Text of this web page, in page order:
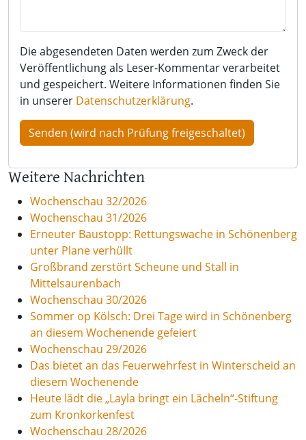
Die abgesendeten Daten werden zum Zweck der
Veröffentlichung als Leser-Kommentar verarbeitet
und gespeichert. Weitere Informationen finden Sie
in unserer Datenschutzerklärung.
Weitere Nachrichten
Wochenschau 32/2026
Wochenschau 31/2026
Erneuter Baustopp: Rettungswache in Schönenberg
unter Plane verhüllt
Großbrand zerstört Scheune und Stall in
Mittelsaurenbach
Wochenschau 30/2026
Sommer op Kölsch: Drei Tage wird in Schönenberg
an diesem Wochenende gefeiert
Wochenschau 29/2026
Das bietet an das Feuerwehrfest in Winterscheid an
diesem Wochenende
Heute lädt die „Layla bringt ein Lächeln“-Stiftung
zum Kronkorkenfest
Wochenschau 28/2026